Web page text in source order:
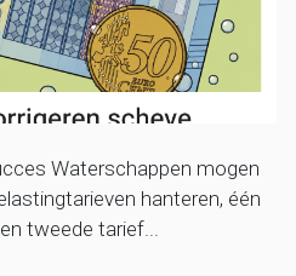
Waterschappen mogen
hanteren, één
tweede tarief...